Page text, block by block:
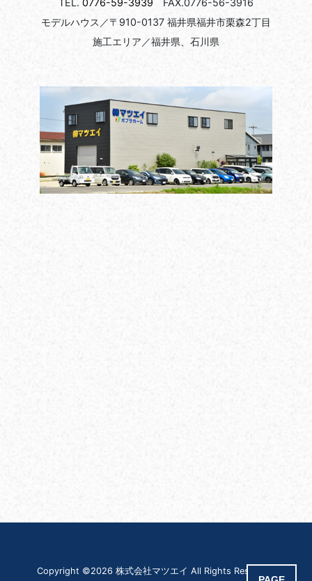
モデルハウス／〒910-0137 福井県福井市栗森2丁目
施工エリア／福井県、石川県
Copyright ©2026 株式会社マツエイ All Rights Reserved.